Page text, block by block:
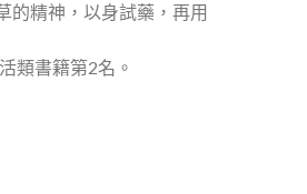
的精神，以身試藥，再用
類書籍第2名。